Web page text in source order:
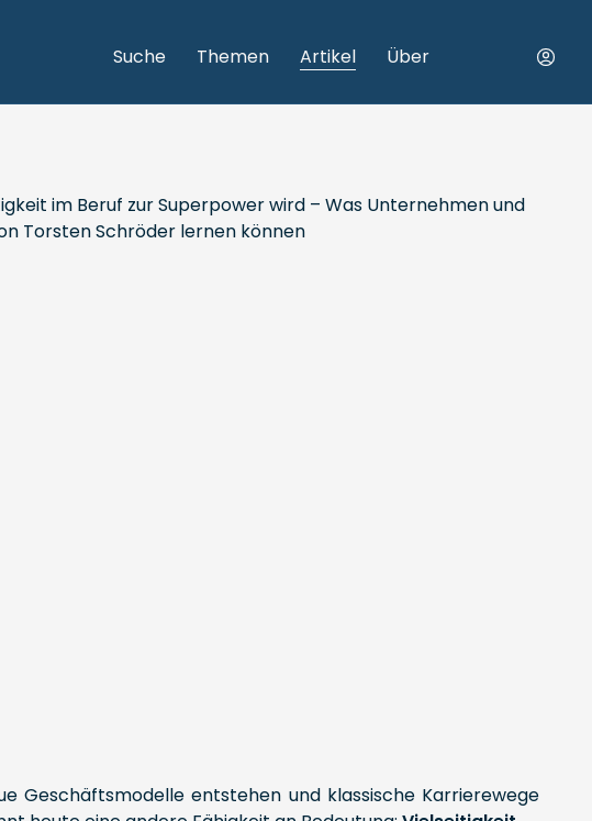
Suche Themen Artikel Über
Geschäftsmodelle entstehen und klassische Karrierewege